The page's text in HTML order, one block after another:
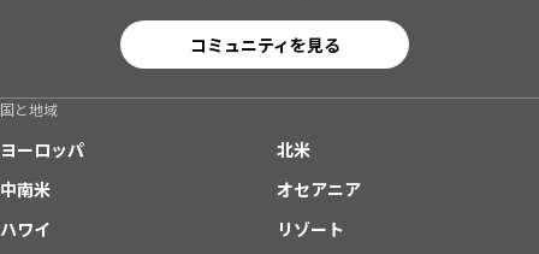
コミュニティを見る
国と地域
ヨーロッパ
北米
中南米
オセアニア
ハワイ
リゾート